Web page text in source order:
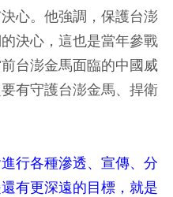
心。他強調，保護台澎
決心，這也是當年參戰
台澎金馬面臨的中國威
有守護台澎金馬、捍衛
行各種滲透、宣傳、分
有更深遠的目標，就是